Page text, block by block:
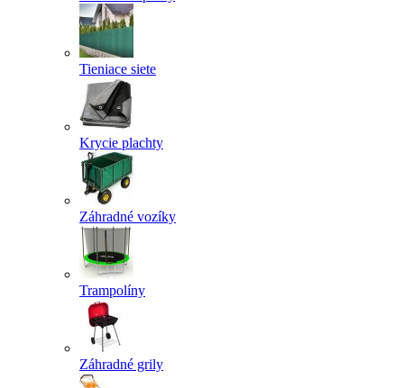
Tieniace siete
Krycie plachty
Záhradné vozíky
Trampolíny
Záhradné grily